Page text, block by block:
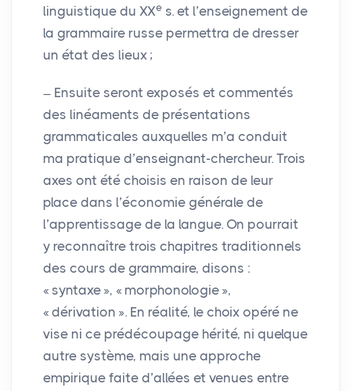
linguistique du XXe s. et l’enseignement de
la grammaire russe permettra de dresser
un état des lieux ;
Ensuite seront exposés et commentés
des linéaments de présentations
grammaticales auxquelles m’a conduit
ma pratique d’enseignant-chercheur. Trois
axes ont été choisis en raison de leur
place dans l’économie générale de
l’apprentissage de la langue. On pourrait
y reconnaître trois chapitres traditionnels
des cours de grammaire, disons :
« syntaxe », « morphonologie »,
« dérivation ». En réalité, le choix opéré ne
vise ni ce prédécoupage hérité, ni quelque
autre système, mais une approche
empirique faite d’allées et venues entre